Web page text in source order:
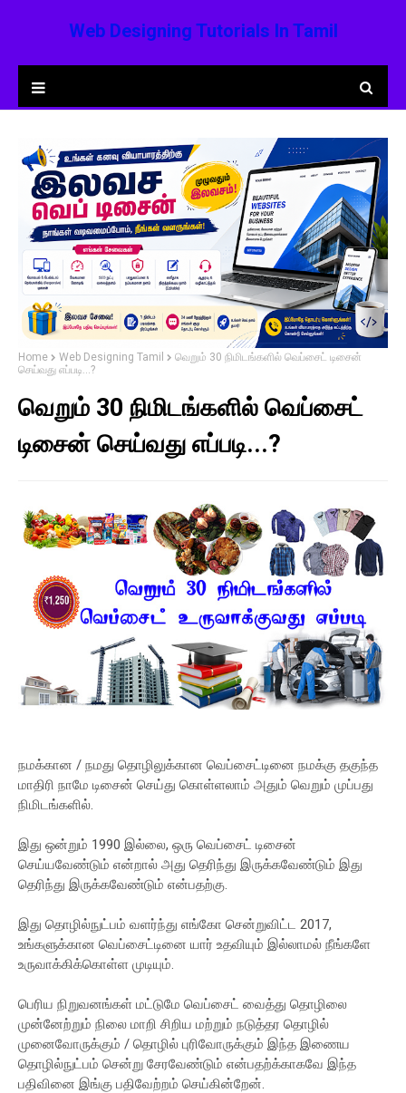
Web Designing Tutorials In Tamil
Home Web Designing Tamil
வெறும் 30 நிமிடங்களில் வெப்சைட் டிசைன்
செய்வது எப்படி...?
வெறும் 30 நிமிடங்களில் வெப்சைட்
டிசைன் செய்வது எப்படி...?
நமக்கான / நமது தொழிலுக்கான வெப்சைட்டினை நமக்கு தகுந்த
மாதிரி நாமே டிசைன் செய்து கொள்ளலாம் அதும் வெறும் முப்பது
நிமிடங்களில்.
இது ஒன்றும் 1990 இல்லை, ஒரு வெப்சைட் டிசைன்
செய்யவேண்டும் என்றால் அது தெரிந்து இருக்கவேண்டும் இது
தெரிந்து இருக்கவேண்டும் என்பதற்கு.
இது தொழில்நுட்பம் வளர்ந்து எங்கோ சென்றுவிட்ட 2017,
உங்களுக்கான வெப்சைட்டினை யார் உதவியும் இல்லாமல் நீங்களே
உருவாக்கிக்கொள்ள முடியும்.
பெரிய நிறுவனங்கள் மட்டுமே வெப்சைட் வைத்து தொழிலை
முன்னேற்றும் நிலை மாறி சிறிய மற்றும் நடுத்தர தொழில்
முனைவோருக்கும் / தொழில் புரிவோருக்கும் இந்த இணைய
தொழில்நுட்பம் சென்று சேரவேண்டும் என்பதற்க்காகவே இந்த
பதிவினை இங்கு பதிவேற்றம் செய்கின்றேன்.